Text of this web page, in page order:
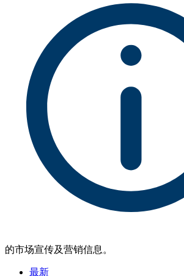
的市场宣传及营销信息。
最新